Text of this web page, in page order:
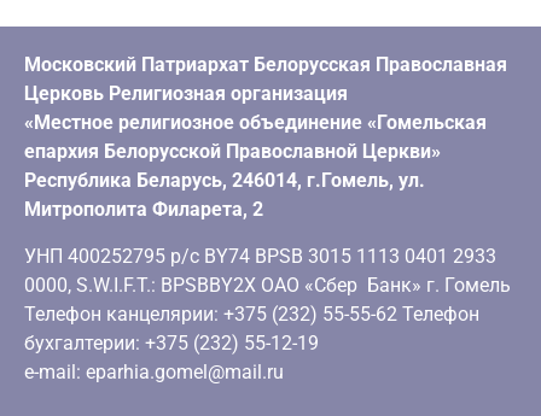
Московский Патриархат Белорусская Православная
Церковь Религиозная организация
«Местное религиозное объединение «Гомельская
епархия Белорусской Православной Церкви»
Республика Беларусь, 246014, г.Гомель, ул.
Митрополита Филарета, 2
УНП 400252795 р/с BY74 BPSB 3015 1113 0401 2933
0000, S.W.I.F.T.: BPSBBY2X ОАО «Сбер Банк» г. Гомель
Телефон канцелярии: +375 (232) 55-55-62 Телефон
бухгалтерии: +375 (232) 55-12-19
e-mail: eparhia.gomel@mail.ru